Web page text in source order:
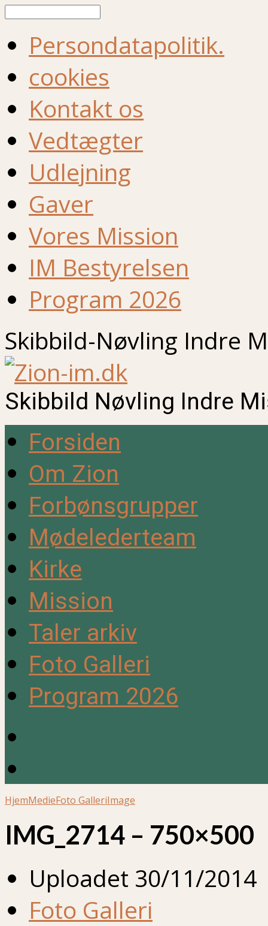
Persondatapolitik.
cookies
Kontakt os
Vedtægter
Udlejning
Gaver
Vores Mission
IM Bestyrelsen
Program 2026
Skibbild-Nøvling Indre
Skibbild Nøvling Indre
Forsiden
Om Zion
Forbønsgrupper
Mødelederteam
Kirke
Mission
Taler arkiv
Foto Galleri
Program 2026
HjemMedieFoto GalleriImage
IMG_2714 – 750×500
Uploadet 30/11/2014
Foto Galleri